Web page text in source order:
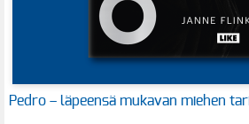
Pedro – läpeensä mukavan miehen